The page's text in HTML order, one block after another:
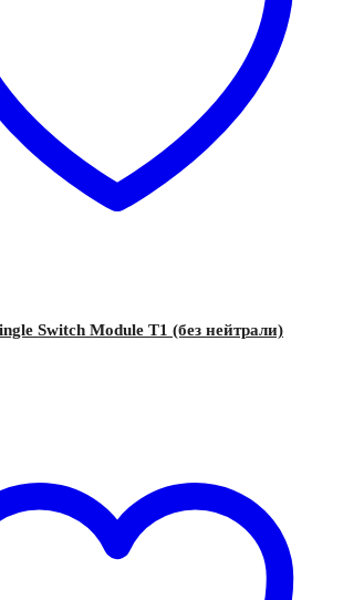
Switch Module T1 (без нейтрали)